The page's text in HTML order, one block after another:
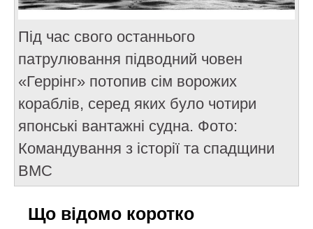
Під час свого останнього
патрулювання підводний човен
«Геррінг» потопив сім ворожих
кораблів, серед яких було чотири
японські вантажні судна. Фото:
Командування з історії та спадщини
ВМС
Що відомо коротко